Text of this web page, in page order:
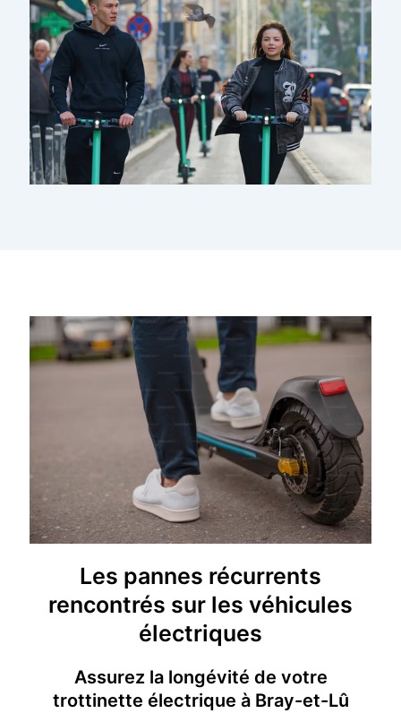
Les pannes récurrents
rencontrés sur les véhicules
électriques
Assurez la longévité de votre
trottinette électrique à Bray-et-Lû